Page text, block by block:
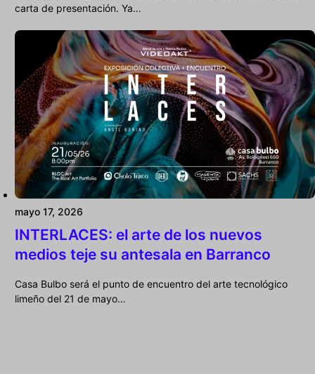
carta de presentación. Ya…
mayo 17, 2026
INTERLACES: el arte de los nuevos
medios teje su antesala en Barranco
Casa Bulbo será el punto de encuentro del arte tecnológico
limeño del 21 de mayo…